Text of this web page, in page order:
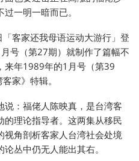
一明一暗而已。
客家还我母语运动大游行」登
号（第27期）就制作了篇幅不
来年1989年的1月号（第39
家》特辑。
说：福佬人陈映真，是台湾客
理论指导者。这两集从移民
视角剖析客家人台湾社会处境
丛中仍无人能出其右。